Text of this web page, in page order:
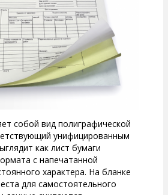
собой вид полиграфической
унифицированным
как лист бумаги
с напечатанной
характера. На бланке
для самостоятельного